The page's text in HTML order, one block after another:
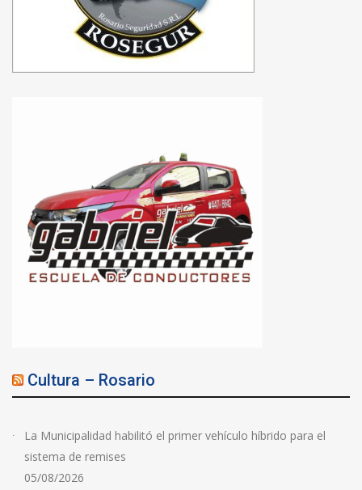
Cultura – Rosario
La Municipalidad habilitó el primer vehículo híbrido para el
sistema de remises
05/08/2026